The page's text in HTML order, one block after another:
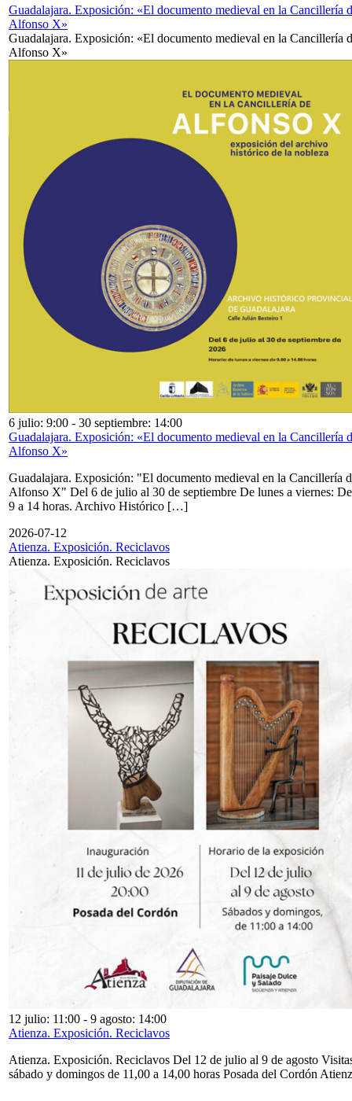
Guadalajara. Exposición: «El documento medieval en la Cancillería
Alfonso X»
Guadalajara. Exposición: «El documento medieval en la Cancillería
Alfonso X»
6 julio: 9:00 - 30 septiembre: 14:00
Guadalajara. Exposición: «El documento medieval en la Cancillería
Alfonso X»
Guadalajara. Exposición: "El documento medieval en la Cancillería
Alfonso X" Del 6 de julio al 30 de septiembre De lunes a viernes: De
9 a 14 horas. Archivo Histórico […]
2026-07-12
Atienza. Exposición. Reciclavos
Atienza. Exposición. Reciclavos
12 julio: 11:00 - 9 agosto: 14:00
Atienza. Exposición. Reciclavos
Atienza. Exposición. Reciclavos Del 12 de julio al 9 de agosto
sábado y domingos de 11,00 a 14,00 horas Posada del Cordón